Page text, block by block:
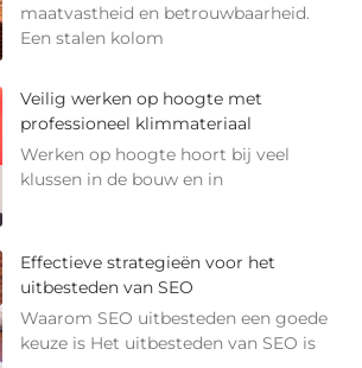
maatvastheid en betrouwbaarheid.
Een stalen kolom
Veilig werken op hoogte met
professioneel klimmateriaal
Werken op hoogte hoort bij veel
klussen in de bouw en in
Effectieve strategieën voor het
uitbesteden van SEO
Waarom SEO uitbesteden een goede
keuze is Het uitbesteden van SEO is